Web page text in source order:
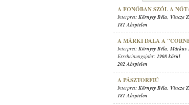
A FONÓBAN SZÓL A
Interpret: Környey Béla, Vincze
181 Abspielen
A MÁRKI DALA A
Interpret: Környey Béla, Márkus
Erscheinungsjahr: 1908 körül
202 Abspielen
A PÁSZTORFIÚ
Interpret: Környey Béla, Vincze
181 Abspielen